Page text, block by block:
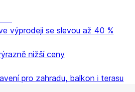
výprodeji se slevou až 40 %
nižší ceny
pro zahradu, balkon i terasu